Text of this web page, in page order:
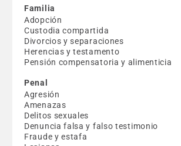
Familia
Adopción
Custodia compartida
Divorcios y separaciones
Herencias y testamento
Pensión compensatoria y alimenticia
Penal
Agresión
Amenazas
Delitos sexuales
Denuncia falsa y falso testimonio
Fraude y estafa